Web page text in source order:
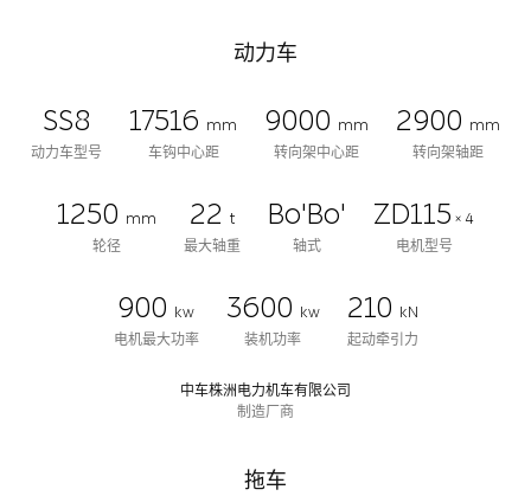
动力车
SS8
动力车型号
17516 mm
车钩中心距
9000 mm
转向架中心距
2900 mm
转向架轴距
1250 mm
轮径
22 t
最大轴重
Bo'Bo'
轴式
ZD115 × 4
电机型号
900 kw
电机最大功率
3600 kw
装机功率
210 kN
起动牵引力
中车株洲电力机车有限公司
制造厂商
拖车